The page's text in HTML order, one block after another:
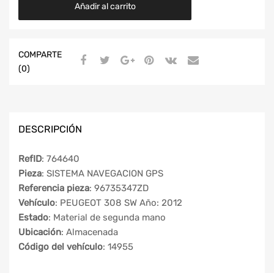
Añadir al carrito
COMPARTE
(0)
DESCRIPCIÓN
RefID: 764640
Pieza: SISTEMA NAVEGACION GPS
Referencia pieza: 96735347ZD
Vehículo: PEUGEOT 308 SW Año: 2012
Estado: Material de segunda mano
Ubicación: Almacenada
Código del vehículo: 14955